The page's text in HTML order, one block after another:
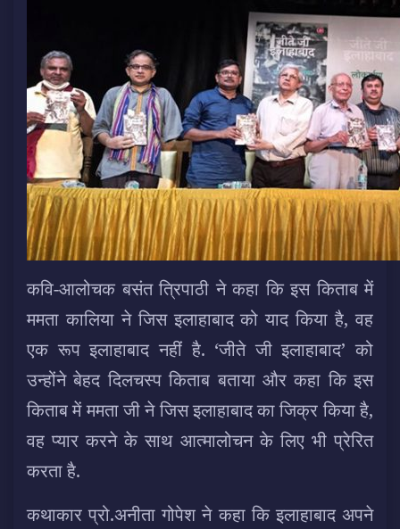
कवि-आलोचक बसंत त्रिपाठी ने कहा कि इस किताब में
ममता कालिया ने जिस इलाहाबाद को याद किया है, वह
एक रूप इलाहाबाद नहीं है. ‘जीते जी इलाहाबाद’ को
उन्होंने बेहद दिलचस्प किताब बताया और कहा कि इस
किताब में ममता जी ने जिस इलाहाबाद का जिक्र किया है,
वह प्यार करने के साथ आत्मालोचन के लिए भी प्रेरित
करता है.
कथाकार प्रो.अनीता गोपेश ने कहा कि इलाहाबाद अपने